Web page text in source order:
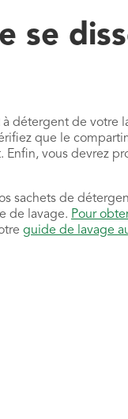
se
détergent de votre
que le
vous devrez
sachets de
de lavage. Pour
guide de lavage